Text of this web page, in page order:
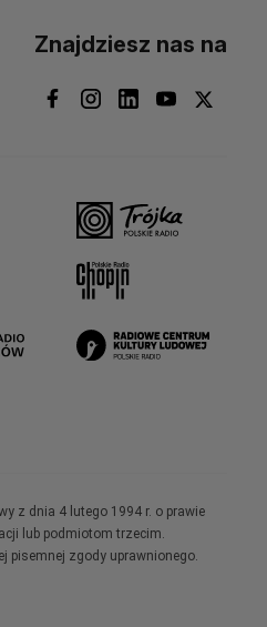
Znajdziesz nas na
z dnia 4 lutego 1994 r. o prawie
lub podmiotom trzecim.
pisemnej zgody uprawnionego.